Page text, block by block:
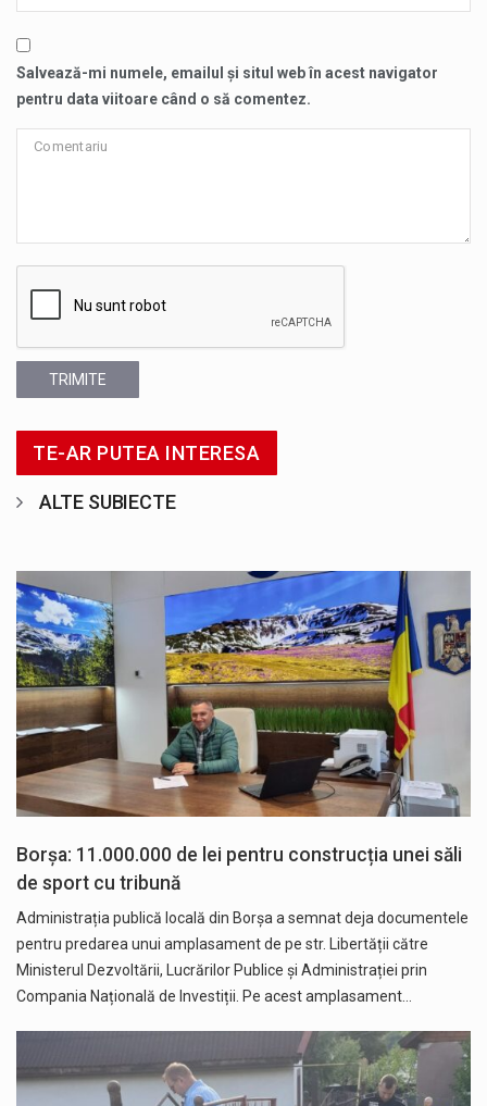
Salvează-mi numele, emailul și situl web în acest navigator
pentru data viitoare când o să comentez.
TRIMITE
TE-AR PUTEA INTERESA
ALTE SUBIECTE
Borșa: 11.000.000 de lei pentru construcția unei săli
de sport cu tribună
Administrația publică locală din Borșa a semnat deja documentele
pentru predarea unui amplasament de pe str. Libertății către
Ministerul Dezvoltării, Lucrărilor Publice și Administrației prin
Compania Națională de Investiții. Pe acest amplasament…